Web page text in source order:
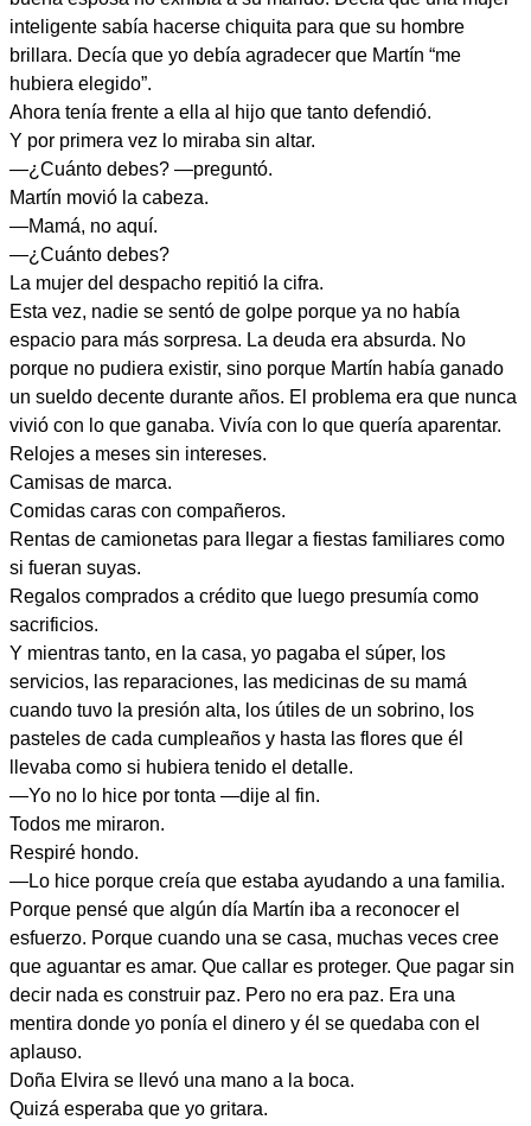
inteligente sabía hacerse chiquita para que su hombre
brillara. Decía que yo debía agradecer que Martín “me
hubiera elegido”.
Ahora tenía frente a ella al hijo que tanto defendió.
Y por primera vez lo miraba sin altar.
—¿Cuánto debes? —preguntó.
Martín movió la cabeza.
—Mamá, no aquí.
—¿Cuánto debes?
La mujer del despacho repitió la cifra.
Esta vez, nadie se sentó de golpe porque ya no había
espacio para más sorpresa. La deuda era absurda. No
porque no pudiera existir, sino porque Martín había ganado
un sueldo decente durante años. El problema era que nunca
vivió con lo que ganaba. Vivía con lo que quería aparentar.
Relojes a meses sin intereses.
Camisas de marca.
Comidas caras con compañeros.
Rentas de camionetas para llegar a fiestas familiares como
si fueran suyas.
Regalos comprados a crédito que luego presumía como
sacrificios.
Y mientras tanto, en la casa, yo pagaba el súper, los
servicios, las reparaciones, las medicinas de su mamá
cuando tuvo la presión alta, los útiles de un sobrino, los
pasteles de cada cumpleaños y hasta las flores que él
llevaba como si hubiera tenido el detalle.
—Yo no lo hice por tonta —dije al fin.
Todos me miraron.
Respiré hondo.
—Lo hice porque creía que estaba ayudando a una familia.
Porque pensé que algún día Martín iba a reconocer el
esfuerzo. Porque cuando una se casa, muchas veces cree
que aguantar es amar. Que callar es proteger. Que pagar sin
decir nada es construir paz. Pero no era paz. Era una
mentira donde yo ponía el dinero y él se quedaba con el
aplauso.
Doña Elvira se llevó una mano a la boca.
Quizá esperaba que yo gritara.